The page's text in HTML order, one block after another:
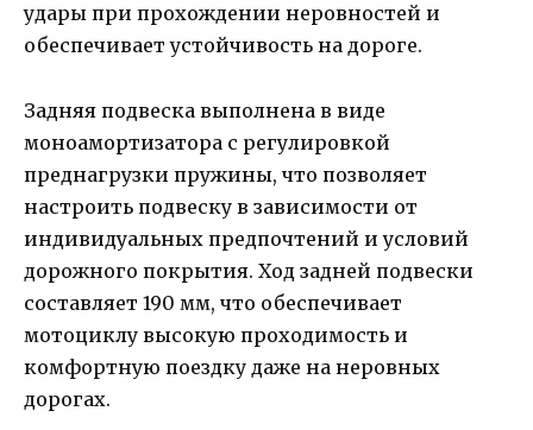
удары при прохождении неровностей и
обеспечивает устойчивость на дороге.
Задняя подвеска выполнена в виде
моноамортизатора с регулировкой
преднагрузки пружины, что позволяет
настроить подвеску в зависимости от
индивидуальных предпочтений и условий
дорожного покрытия. Ход задней подвески
составляет 190 мм, что обеспечивает
мотоциклу высокую проходимость и
комфортную поездку даже на неровных
дорогах.